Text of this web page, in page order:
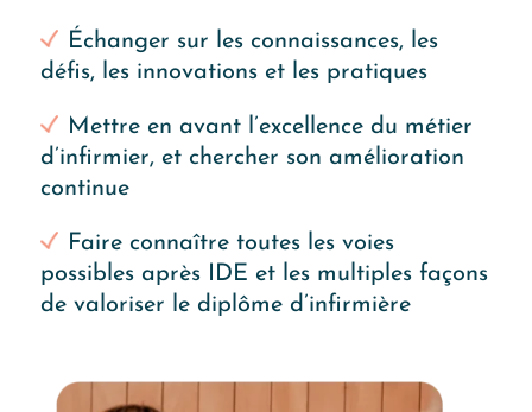
Échanger sur les connaissances, les
défis, les innovations et les pratiques
Mettre en avant l’excellence du métier
d’infirmier, et chercher son amélioration
continue
Faire connaître toutes les voies
possibles après IDE et les multiples façons
de valoriser le diplôme d’infirmière